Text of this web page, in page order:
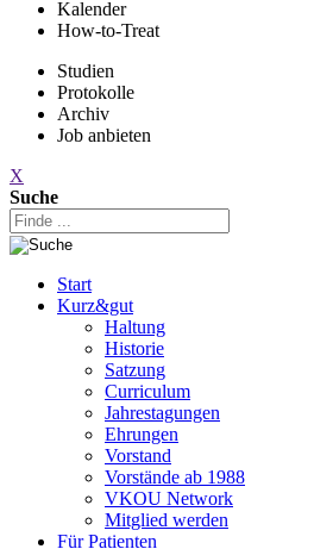
Kalender
How-to-Treat
Studien
Protokolle
Archiv
Job anbieten
X
Suche
Start
Kurz&gut
Haltung
Historie
Satzung
Curriculum
Jahrestagungen
Ehrungen
Vorstand
Vorstände ab 1988
VKOU Network
Mitglied werden
Für Patienten